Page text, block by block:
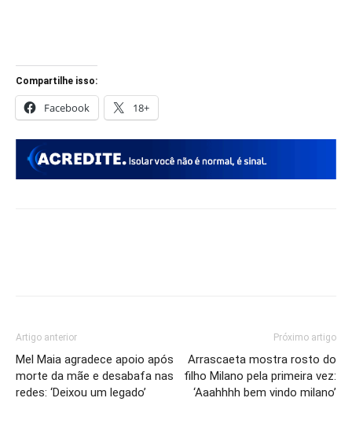
Compartilhe isso:
Facebook 18+
Artigo anterior
Mel Maia agradece apoio após
morte da mãe e desabafa nas
redes: ‘Deixou um legado’
Próximo artigo
Arrascaeta mostra rosto do
filho Milano pela primeira vez:
‘Aaahhhh bem vindo milano’